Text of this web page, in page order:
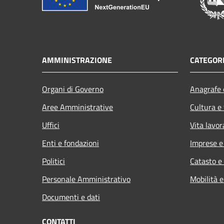
AMMINISTRAZIONE
Organi di Governo
Aree Amministrative
Uffici
Enti e fondazioni
Politici
Personale Amministrativo
Documenti e dati
Cultura
Vita
Imprese
Catasto
Mobilità
CONTATTI